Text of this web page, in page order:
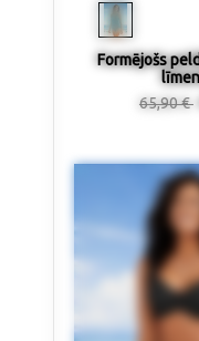
Formējošs
65,90 €